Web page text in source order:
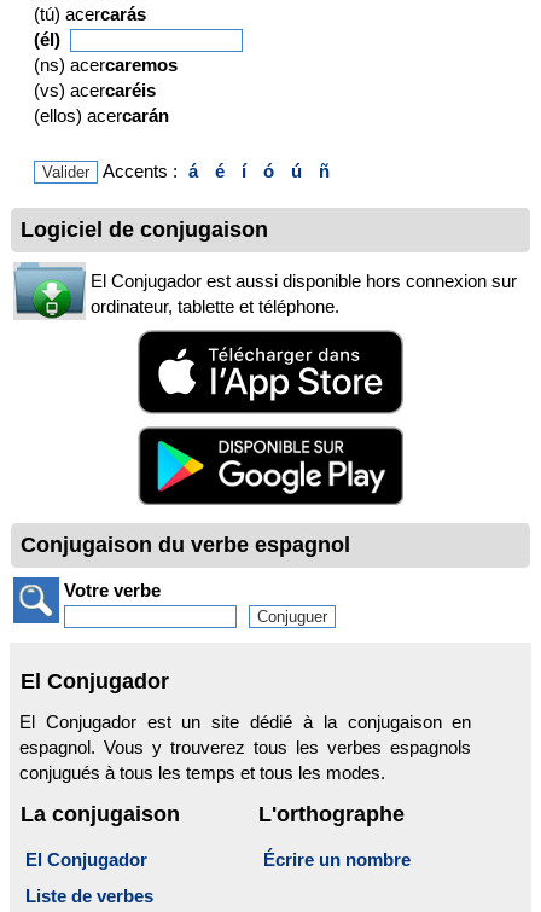
(tú) acercarás
(él)
(ns) acercaremos
(vs) acercaréis
(ellos) acercarán
Accents : á é í ó ú ñ
Logiciel de conjugaison
El Conjugador est aussi disponible hors connexion sur
ordinateur, tablette et téléphone.
Conjugaison du verbe espagnol
Votre verbe
El Conjugador
El Conjugador est un site dédié à la conjugaison en
espagnol. Vous y trouverez tous les verbes espagnols
conjugués à tous les temps et tous les modes.
La conjugaison
El Conjugador
Liste de verbes
L'orthographe
Écrire un nombre